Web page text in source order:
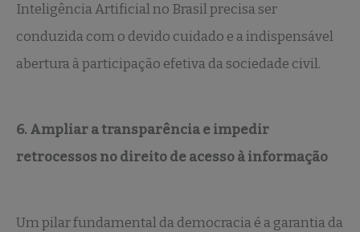
Inteligência Artificial no Brasil precisa ser
conduzida com o devido cuidado e a indispensável
abertura à participação efetiva da sociedade civil.
6. Ampliar a transparência e impedir
retrocessos no direito de acesso à informação
Um pilar fundamental da democracia é a garantia da